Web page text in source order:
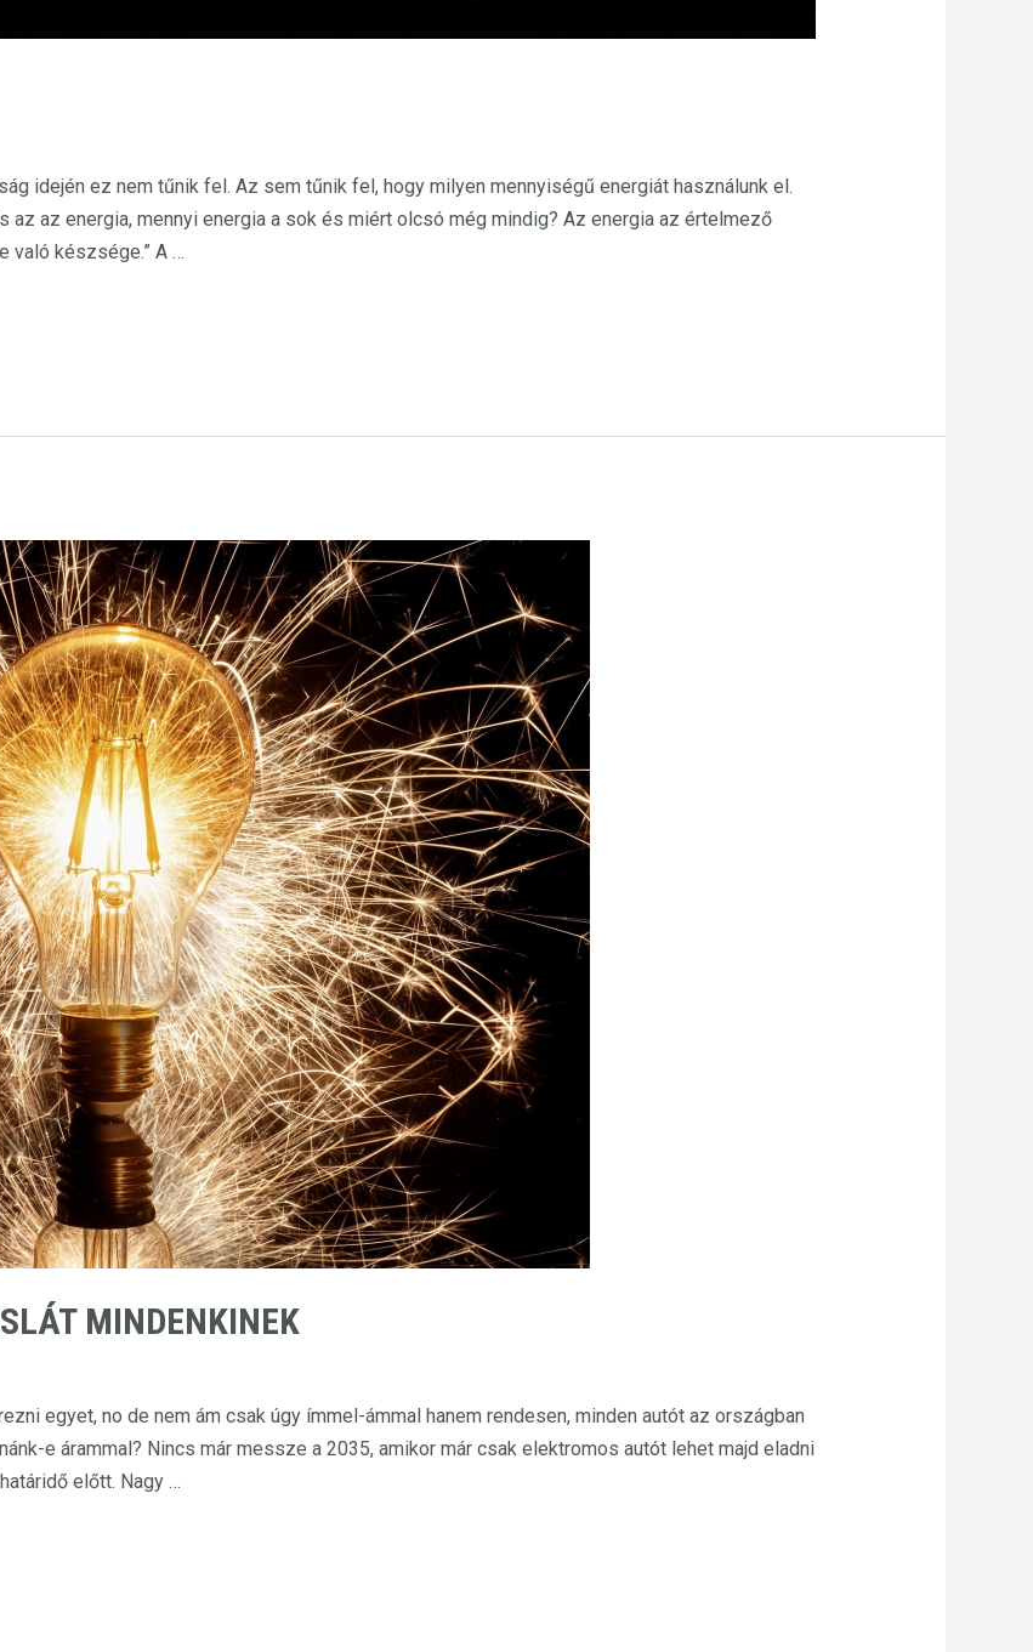
idején ez nem tűnik fel. Az sem tűnik fel, hogy milyen mennyiségű energiát használunk el.
az energia, mennyi energia a sok és miért olcsó még mindig? Az energia az értelmező
való készsége.” A …
MINDENKINEK
egyet, no de nem ám csak úgy ímmel-ámmal hanem rendesen, minden autót az országban
e árammal? Nincs már messze a 2035, amikor már csak elektromos autót lehet majd eladni
előtt. Nagy …